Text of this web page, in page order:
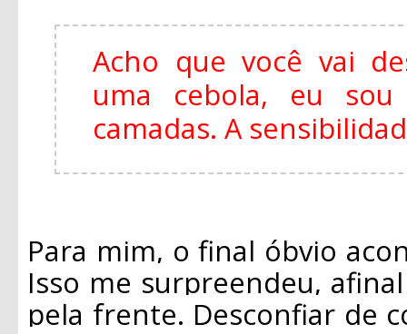
Acho que você vai
uma cebola, eu
camadas. A
Para mim, o final óbvio
Isso me surpreendeu,
pela frente. Desconfiar de